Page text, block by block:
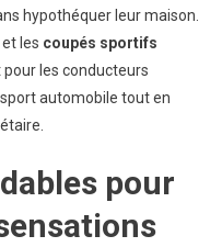
Sa
Tirelire
hypothéquer leur maison.
les coupés sportifs
pour les conducteurs
automobile tout en
pour